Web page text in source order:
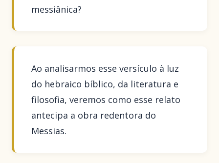
messiânica?
Ao analisarmos esse versículo à luz
do hebraico bíblico, da literatura e
filosofia, veremos como esse relato
antecipa a obra redentora do
Messias.